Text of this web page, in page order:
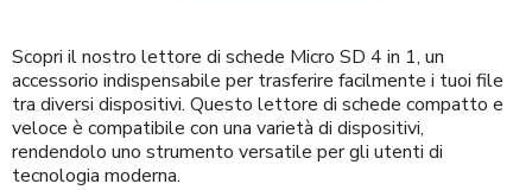
Scopri il nostro lettore di schede Micro SD 4 in 1, un
accessorio indispensabile per trasferire facilmente i tuoi file
tra diversi dispositivi. Questo lettore di schede compatto e
veloce è compatibile con una varietà di dispositivi,
rendendolo uno strumento versatile per gli utenti di
tecnologia moderna.